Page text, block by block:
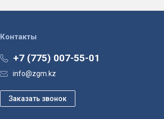
Контакты
+7 (775) 007-55-01
info@zgm.kz